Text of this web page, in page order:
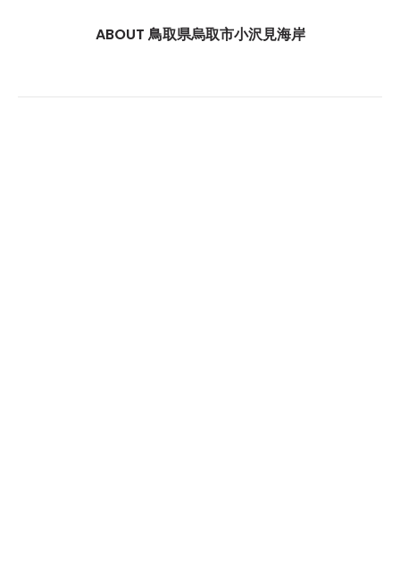
ABOUT 鳥取県烏取市小沢見海岸